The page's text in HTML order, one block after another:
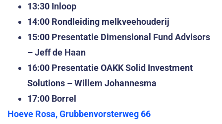
13:30 Inloop
14:00 Rondleiding melkveehouderij
15:00 Presentatie Dimensional Fund Advisors
– Jeff de Haan
16:00 Presentatie OAKK Solid Investment
Solutions – Willem Johannesma
17:00 Borrel
Hoeve Rosa, Grubbenvorsterweg 66